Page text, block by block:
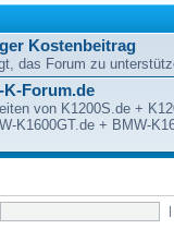
Kostenbeitrag
das Forum zu
K-Forum.de
von K1200S.de +
K1600GT.de + BMW-
|